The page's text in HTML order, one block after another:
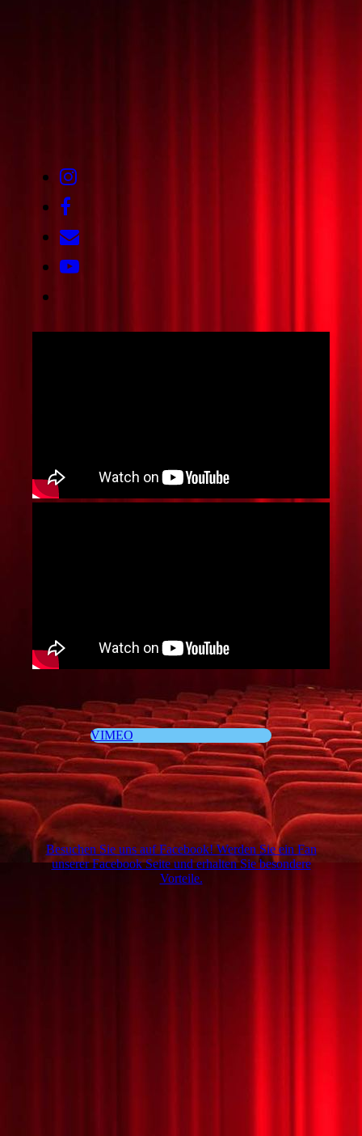
VIMEO
Besuchen Sie uns auf Facebook! Werden Sie ein Fan
unserer Facebook Seite und erhalten Sie besondere
Vorteile.